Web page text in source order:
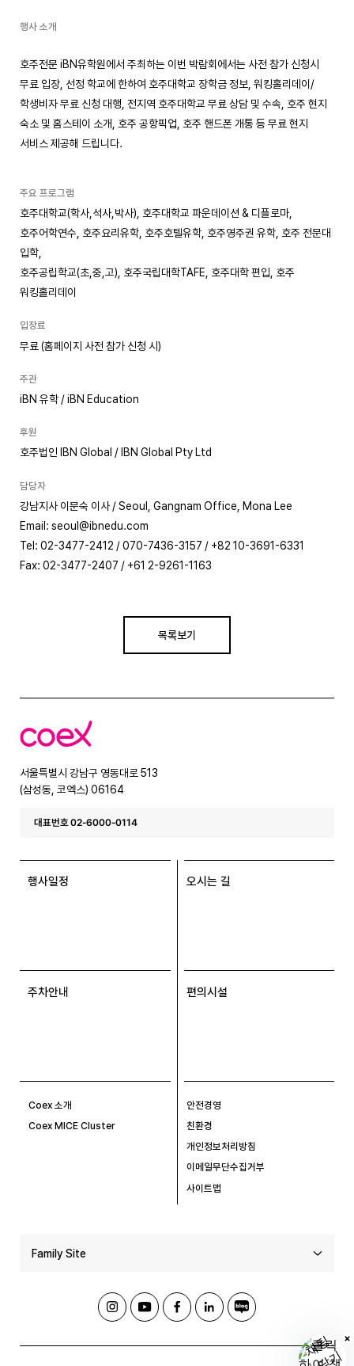
행사 소개
호주전문 iBN유학원에서 주최하는 이번 박람회에서는 사전 참가 신청시
무료 입장, 선정 학교에 한하여 호주대학교 장학금 정보, 워킹홀리데이/
학생비자 무료 신청 대행, 전지역 호주대학교 무료 상담 및 수속, 호주 현지
숙소 및 홈스테이 소개, 호주 공항픽업, 호주 핸드폰 개통 등 무료 현지
서비스 제공해 드립니다.
주요 프로그램
호주대학교(학사,석사,박사), 호주대학교 파운데이션 & 디플로마,
호주어학연수, 호주요리유학, 호주호텔유학, 호주영주권 유학, 호주 전문대
입학,
호주공립학교(초,중,고), 호주국립대학TAFE, 호주대학 편입, 호주
워킹홀리데이
입장료
무료 (홈페이지 사전 참가 신청 시)
주관
iBN 유학 / iBN Education
후원
호주법인 IBN Global / IBN Global Pty Ltd
담당자
강남지사 이문숙 이사 / Seoul, Gangnam Office, Mona Lee
Email: seoul@ibnedu.com
Tel: 02-3477-2412 / 070-7436-3157 / +82 10-3691-6331
Fax: 02-3477-2407 / +61 2-9261-1163
목록보기
코
엑
서울특별시 강남구 영동대로 513
(삼성동, 코엑스) 06164
대표번호 02-6000-0114
행사일정 오시는 길
주차안내 편의시설
Coex 소개
Coex MICE Cluster
안전경영
친환경
개인정보처리방침
이메일무단수집거부
사이트맵
Family Site